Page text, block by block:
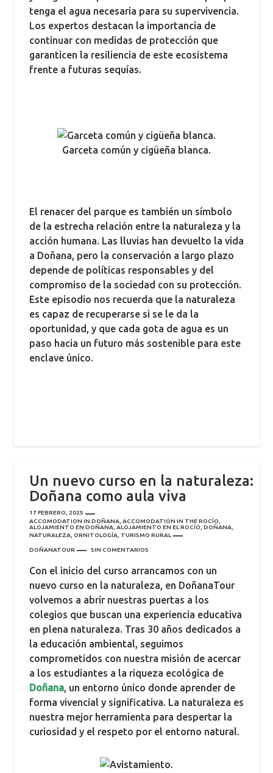
tenga el agua necesaria para su supervivencia.
Los expertos destacan la importancia de
continuar con medidas de protección que
garanticen la resiliencia de este ecosistema
frente a futuras sequías.
Garceta común y cigüeña blanca.
El renacer del parque es también un símbolo
de la estrecha relación entre la naturaleza y la
acción humana. Las lluvias han devuelto la vida
a Doñana, pero la conservación a largo plazo
depende de políticas responsables y del
compromiso de la sociedad con su protección.
Este episodio nos recuerda que la naturaleza
es capaz de recuperarse si se le da la
oportunidad, y que cada gota de agua es un
paso hacia un futuro más sostenible para este
enclave único.
Un nuevo curso en la naturaleza:
Doñana como aula viva
17 FEBRERO, 2025
ACCOMODATION IN DOÑANA, ACCOMODATION IN THE ROCÍO,
ALOJAMIENTO EN DOÑANA, ALOJAMIENTO EN EL ROCÍO, DOÑANA,
NATURALEZA ORNITOLOGÍA TURISMO RURAL
DOÑANATOUR SIN COMENTARIOS
Con el inicio del curso arrancamos con un
nuevo curso en la naturaleza, en DoñanaTour
volvemos a abrir nuestras puertas a los
colegios que buscan una experiencia educativa
en plena naturaleza. Tras 30 años dedicados a
la educación ambiental, seguimos
comprometidos con nuestra misión de acercar
a los estudiantes a la riqueza ecológica de
Doñana, un entorno único donde aprender de
forma vivencial y significativa. La naturaleza es
nuestra mejor herramienta para despertar la
curiosidad y el respeto por el entorno natural.